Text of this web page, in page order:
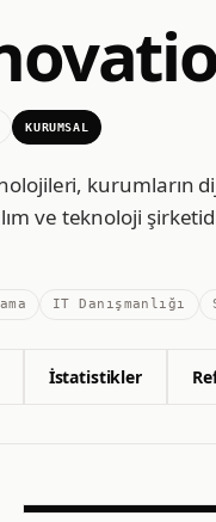
KURUMSAL
kurumların
ve teknoloji
IT Danışmanlığı
İstatistikler